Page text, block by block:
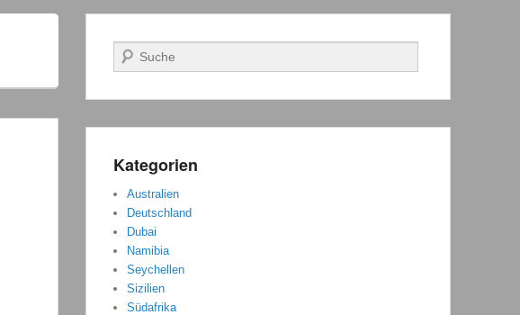
Suchen
Kategorien
Australien
Deutschland
Dubai
Namibia
Seychellen
Sizilien
Südafrika